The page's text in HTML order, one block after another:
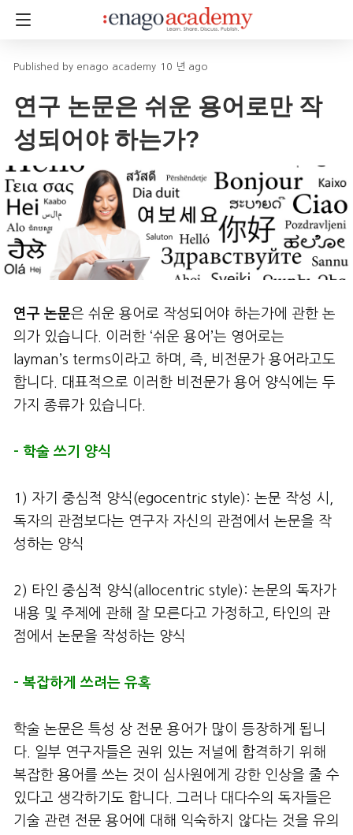
enago academy 10 년 ago
연구 논문은 쉬운 용어로만 작
성되어야 하는가?
연구 논문은 쉬운 용어로 작성되어야 하는가에 관한 논
의가 있습니다. 이러한 ‘쉬운 용어’는 영어로는
layman’s terms이라고 하며, 즉, 비전문가 용어라고도
합니다. 대표적으로 이러한 비전문가 용어 양식에는 두
가지 종류가 있습니다.
– 학술 쓰기 양식
1) 자기 중심적 양식(egocentric style): 논문 작성 시,
독자의 관점보다는 연구자 자신의 관점에서 논문을 작
성하는 양식
2) 타인 중심적 양식(allocentric style): 논문의 독자가
내용 및 주제에 관해 잘 모른다고 가정하고, 타인의 관
점에서 논문을 작성하는 양식
– 복잡하게 쓰려는 유혹
학술 논문은 특성 상 전문 용어가 많이 등장하게 됩니
다. 일부 연구자들은 권위 있는 저널에 합격하기 위해
복잡한 용어를 쓰는 것이 심사원에게 강한 인상을 줄 수
있다고 생각하기도 합니다. 그러나 대다수의 독자들은
기술 관련 전문 용어에 대해 익숙하지 않다는 것을 유의